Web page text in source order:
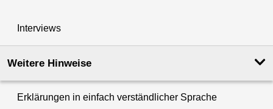
Interviews
Weitere Hinweise
Erklärungen in einfach verständlicher Sprache